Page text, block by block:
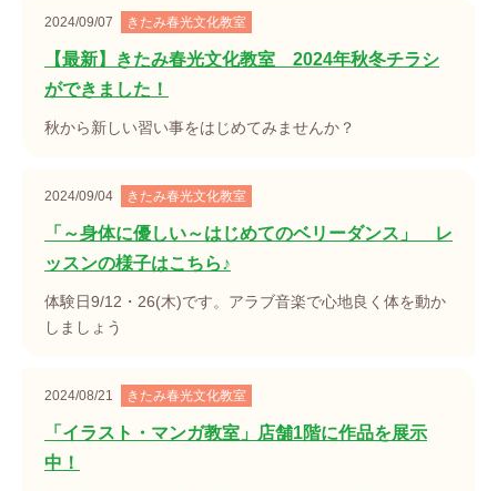
2024/09/07 きたみ春光文化教室
【最新】きたみ春光文化教室 2024年秋冬チラシ
ができました！
秋から新しい習い事をはじめてみませんか？
2024/09/04 きたみ春光文化教室
「～身体に優しい～はじめてのベリーダンス」 レ
ッスンの様子はこちら♪
体験日9/12・26(木)です。アラブ音楽で心地良く体を動か
しましょう
2024/08/21 きたみ春光文化教室
「イラスト・マンガ教室」店舗1階に作品を展示
中！